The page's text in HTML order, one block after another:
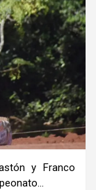
y Franco